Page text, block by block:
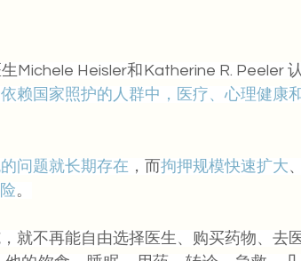
Michele Heisler和Katherine R. Peeler 认
赖国家照护的人群中，医疗、心理健康
问题就长期存在 ，而拘押规模快速扩大
。
就不再能自由选择医生、购买药物、去